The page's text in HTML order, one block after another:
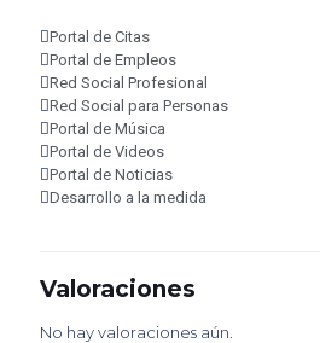
Portal de Citas
Portal de Empleos
Red Social Profesional
Red Social para Personas
Portal de Música
Portal de Videos
Portal de Noticias
Desarrollo a la medida
Valoraciones
No hay valoraciones aún.